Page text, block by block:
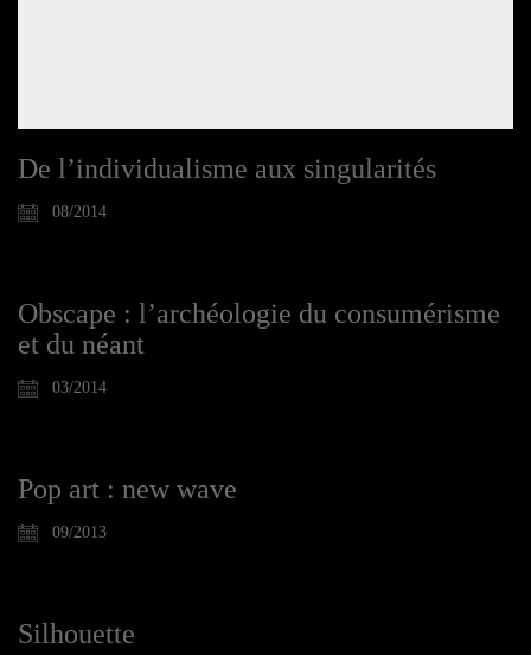
De l’individualisme aux singularités
08/2014
Obscape : l’archéologie du consumérisme
et du néant
03/2014
Pop art : new wave
09/2013
Silhouette